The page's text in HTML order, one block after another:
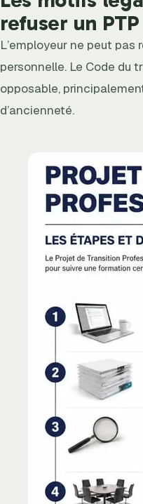
refuser un PTP
L’employeur ne peut
personnelle. Le Code du
opposable,
d’ancienneté.